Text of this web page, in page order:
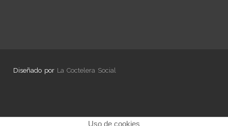
Diseñado por La Coctelera Social
Uso de cookies